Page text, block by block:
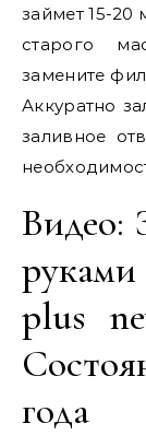
займет 15-20
старого
замените
Аккуратно
заливное
Видео:
plus
года